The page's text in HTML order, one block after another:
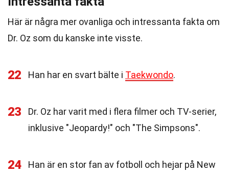
Här är några mer ovanliga och intressanta fakta om
Dr. Oz som du kanske inte visste.
22 Han har en svart bälte i Taekwondo.
23
Dr. Oz har varit med i flera filmer och TV-serier,
inklusive "Jeopardy!" och "The Simpsons".
24
Han är en stor fan av fotboll och hejar på New